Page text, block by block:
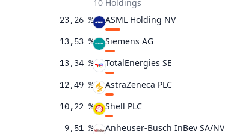
23,26 %
13,53 %
13,34 %
12,49 %
10,22 %
9,51 %
10 Holdings
ASML Holding NV
Siemens AG
TotalEnergies SE
AstraZeneca PLC
Shell PLC
Anheuser-Busch InBev SA/NV